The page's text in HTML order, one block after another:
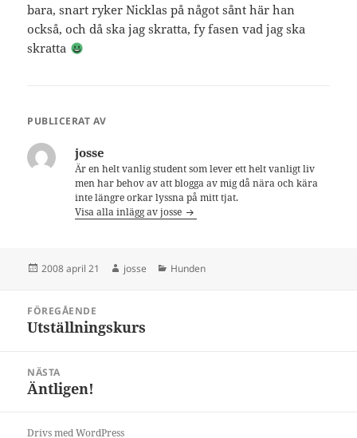
bara, snart ryker Nicklas på något sånt här han
också, och då ska jag skratta, fy fasen vad jag ska
skratta
PUBLICERAT AV
josse
Är en helt vanlig student som lever ett helt vanligt liv
men har behov av att blogga av mig då nära och kära
inte längre orkar lyssna på mitt tjat.
Visa alla inlägg av josse
Postat
2008 april 21 Författare
josse Kategorier
Hunden
FÖREGÅENDE
Föregående
Utställningskurs
NÄSTA
Nästa
Äntligen!
Drivs med WordPress